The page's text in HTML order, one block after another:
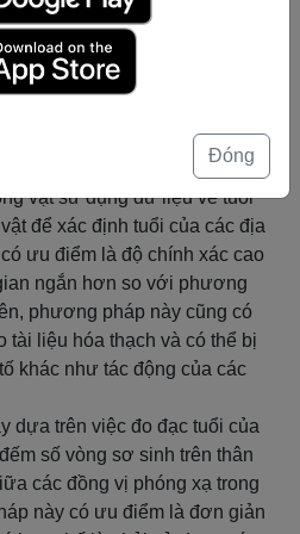
pháp này dựa trên việc đo
phóng xạ trong các mẫu đá để
Tuy nhiên, phương pháp này
biến đổi địa chất, dẫn đến
vật sử dụng dữ liệu về tuổi
để xác định tuổi của các địa
ưu điểm là độ chính xác cao
ngắn hơn so với phương
phương pháp này cũng có
tài liệu hóa thạch và có thể bị
khác như tác động của các
dựa trên việc đo đạc tuổi của
số vòng sơ sinh trên thân
các đồng vị phóng xạ trong
này có ưu điểm là đơn giản
Đóng